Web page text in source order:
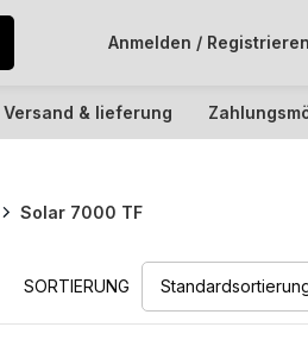
Anmelden / Registrieren
Versand & lieferung
Solar 7000 TF
SORTIERUNG